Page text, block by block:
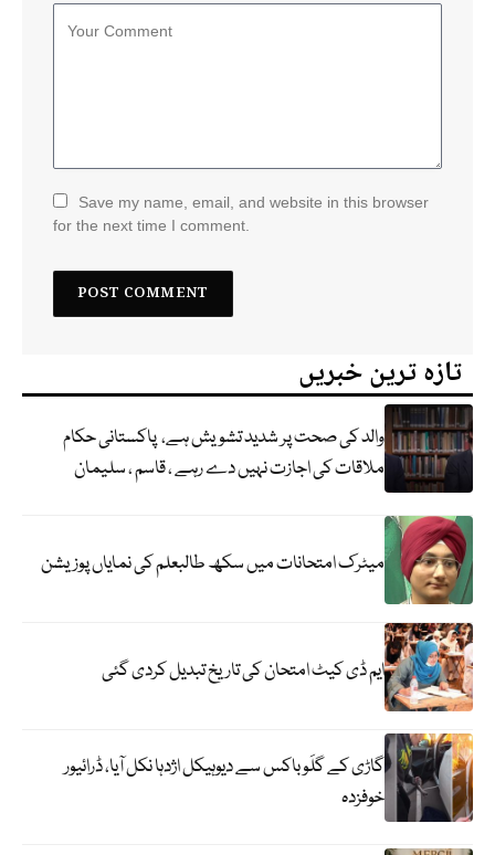
Save my name, email, and website in this browser
for the next time I comment.
تازہ ترین خبریں
والد کی صحت پر شدید تشویش ہے، پاکستانی حکام
ملاقات کی اجازت نہیں دے رہے ، قاسم ، سلیمان
میٹرک امتحانات میں سکھ طالبعلم کی نمایاں پوزیشن
ایم ڈی کیٹ امتحان کی تاریخ تبدیل کردی گئی
گاڑی کے گلَو باکس سے دیوہیکل اژدہا نکل آیا، ڈرائیور
خوفزدہ